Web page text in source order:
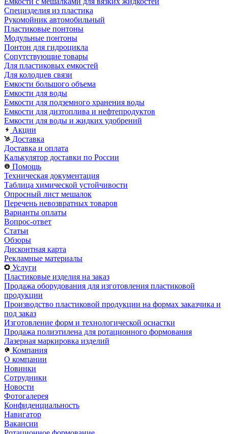
Специзделия из пластика
Рукомойник автомобильный
Пластиковые понтоны
Модульные понтоны
Понтон для гидроцикла
Сопутствующие товары
Для пластиковых емкостей
Для колодцев связи
Емкости большого объема
Емкости для воды
Емкости для подземного хранения воды
Емкости для дизтоплива и нефтепродуктов
Емкости для воды и жидких удобрений
Акции
Доставка
Доставка и оплата
Калькулятор доставки по России
Помощь
Техническая документация
Таблица химической устойчивости
Опросный лист мешалок
Перечень невозвратных товаров
Варианты оплаты
Вопрос-ответ
Статьи
Обзоры
Дисконтная карта
Рекламные материалы
Услуги
Пластиковые изделия на заказ
Продажа оборудования для изготовления пластиковой
продукции
Производство пластиковой продукции на формах заказчика и
под заказ
Изготовление форм и технологической оснастки
Продажа полиэтилена для ротационного формования
Лазерная маркировка изделий
Компания
О компании
Новинки
Сотрудники
Новости
Фотогалерея
Конфиденциальность
Навигатор
Вакансии